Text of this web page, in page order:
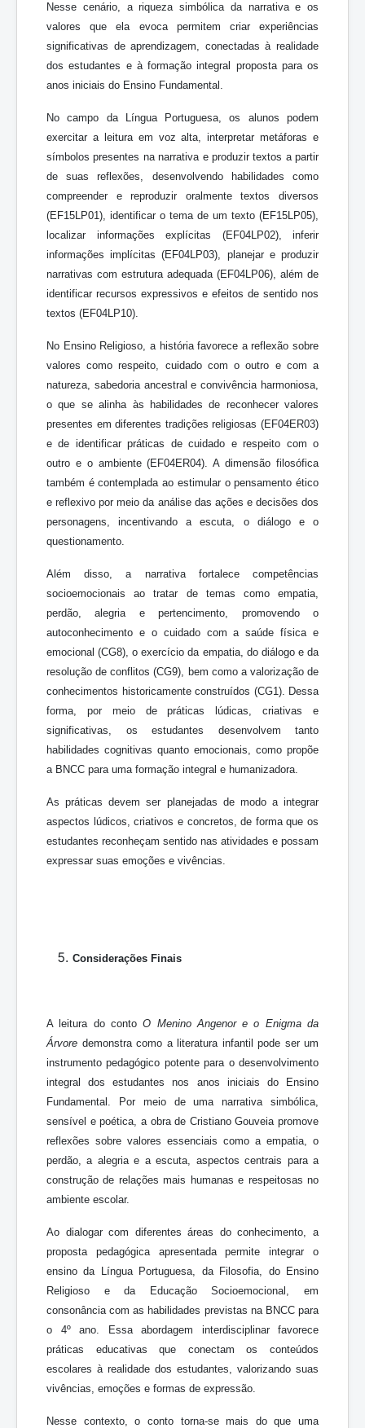
Nesse cenário, a riqueza simbólica da narrativa e os
valores que ela evoca permitem criar experiências
significativas de aprendizagem, conectadas à realidade
dos estudantes e à formação integral proposta para os
anos iniciais do Ensino Fundamental.
No campo da Língua Portuguesa, os alunos podem
exercitar a leitura em voz alta, interpretar metáforas e
símbolos presentes na narrativa e produzir textos a partir
de suas reflexões, desenvolvendo habilidades como
compreender e reproduzir oralmente textos diversos
(EF15LP01), identificar o tema de um texto (EF15LP05),
localizar informações explícitas (EF04LP02), inferir
informações implícitas (EF04LP03), planejar e produzir
narrativas com estrutura adequada (EF04LP06), além de
identificar recursos expressivos e efeitos de sentido nos
textos (EF04LP10).
No Ensino Religioso, a história favorece a reflexão sobre
valores como respeito, cuidado com o outro e com a
natureza, sabedoria ancestral e convivência harmoniosa,
o que se alinha às habilidades de reconhecer valores
presentes em diferentes tradições religiosas (EF04ER03)
e de identificar práticas de cuidado e respeito com o
outro e o ambiente (EF04ER04). A dimensão filosófica
também é contemplada ao estimular o pensamento ético
e reflexivo por meio da análise das ações e decisões dos
personagens, incentivando a escuta, o diálogo e o
questionamento.
Além disso, a narrativa fortalece competências
socioemocionais ao tratar de temas como empatia,
perdão, alegria e pertencimento, promovendo o
autoconhecimento e o cuidado com a saúde física e
emocional (CG8), o exercício da empatia, do diálogo e da
resolução de conflitos (CG9), bem como a valorização de
conhecimentos historicamente construídos (CG1). Dessa
forma, por meio de práticas lúdicas, criativas e
significativas, os estudantes desenvolvem tanto
habilidades cognitivas quanto emocionais, como propõe
a BNCC para uma formação integral e humanizadora.
As práticas devem ser planejadas de modo a integrar
aspectos lúdicos, criativos e concretos, de forma que os
estudantes reconheçam sentido nas atividades e possam
expressar suas emoções e vivências.
Considerações Finais
A leitura do contoO Menino Angenor e o Enigma da
Árvore demonstra como a literatura infantil pode ser um
instrumento pedagógico potente para o desenvolvimento
integral dos estudantes nos anos iniciais do Ensino
Fundamental. Por meio de uma narrativa simbólica,
sensível e poética, a obra de Cristiano Gouveia promove
reflexões sobre valores essenciais como a empatia, o
perdão, a alegria e a escuta, aspectos centrais para a
construção de relações mais humanas e respeitosas no
ambiente escolar.
Ao dialogar com diferentes áreas do conhecimento, a
proposta pedagógica apresentada permite integrar o
ensino da Língua Portuguesa, da Filosofia, do Ensino
Religioso e da Educação Socioemocional, em
consonância com as habilidades previstas na BNCC para
o 4º ano. Essa abordagem interdisciplinar favorece
práticas educativas que conectam os conteúdos
escolares à realidade dos estudantes, valorizando suas
vivências, emoções e formas de expressão.
Nesse contexto, o conto torna-se mais do que uma